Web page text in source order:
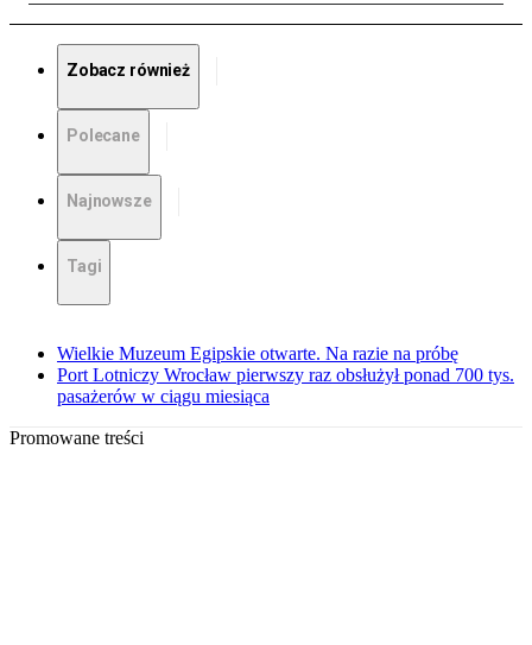
Zobacz również
Polecane
Najnowsze
Tagi
Wielkie Muzeum Egipskie otwarte. Na razie na próbę
Port Lotniczy Wrocław pierwszy raz obsłużył ponad 700 tys.
pasażerów w ciągu miesiąca
Promowane treści